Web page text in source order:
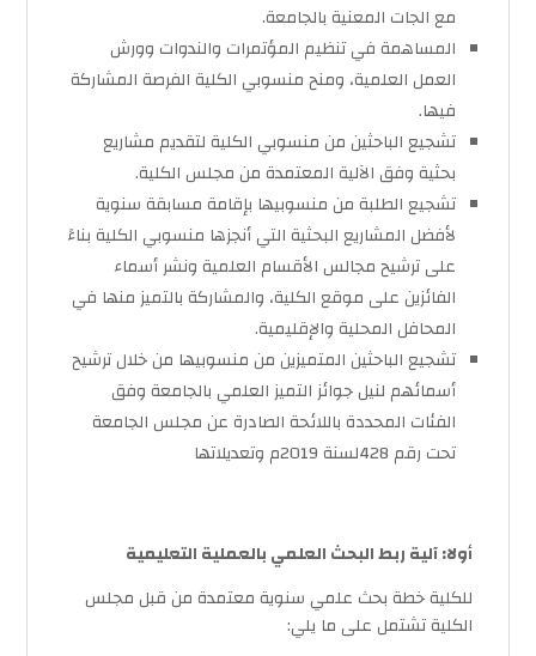
مع الجات المعنية بالجامعة.
المساهمة في تنظيم المؤتمرات والندوات وورش
العمل العلمية، ومنح منسوبي الكلية الفرصة المشاركة
فيها.
تشجيع الباحثين من منسوبي الكلية لتقديم مشاريع
بحثية وفق الآلية المعتمدة من مجلس الكلية.
تشجيع الطلبة من منسوبيها بإقامة مسابقة سنوية
لأفضل المشاريع البحثية التي أنجزها منسوبي الكلية بناءً
على ترشيح مجالس الأقسام العلمية ونشر أسماء
الفائزين على موقع الكلية، والمشاركة بالتميز منها في
المحافل المحلية والإقليمية.
تشجيع الباحثين المتميزين من منسوبيها من خلال ترشيح
أسمائهم لنيل جوائز التميز العلمي بالجامعة وفق
الفئات المحددة باللائحة الصادرة عن مجلس الجامعة
تحت رقم 428لسنة 2019م وتعديلاتها
أولا: آلية ربط البحث العلمي بالعملية التعليمية
للكلية خطة بحث علمي سنوية معتمدة من قبل مجلس
الكلية تشتمل على ما يلي: